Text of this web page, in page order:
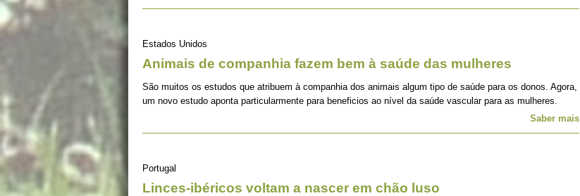
Estados Unidos
Animais de companhia fazem bem à saúde das mulheres
São muitos os estudos que atribuem à companhia dos animais algum tipo de saúde para os donos. Agora,
um novo estudo aponta particularmente para beneficios ao nível da saúde vascular para as mulheres.
Saber mais
Portugal
Linces-ibéricos voltam a nascer em chão luso